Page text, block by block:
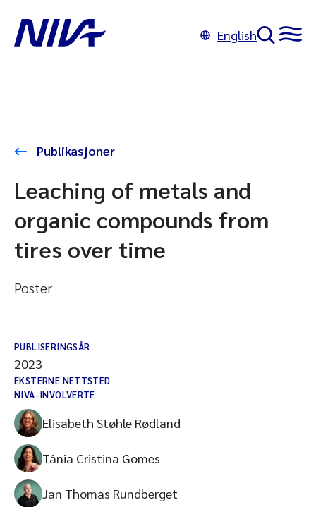
English
Publikasjoner
Leaching of metals and
organic compounds from
tires over time
Poster
PUBLISERINGSÅR
2023
EKSTERNE NETTSTED
NIVA-INVOLVERTE
Elisabeth Støhle Rødland
Tânia Cristina Gomes
Jan Thomas Rundberget